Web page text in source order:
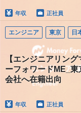
年収 正社員
エンジニア 東京 日
【エンジニアリン
ーフォワードME_
会社へ在籍出向
年収 正社員